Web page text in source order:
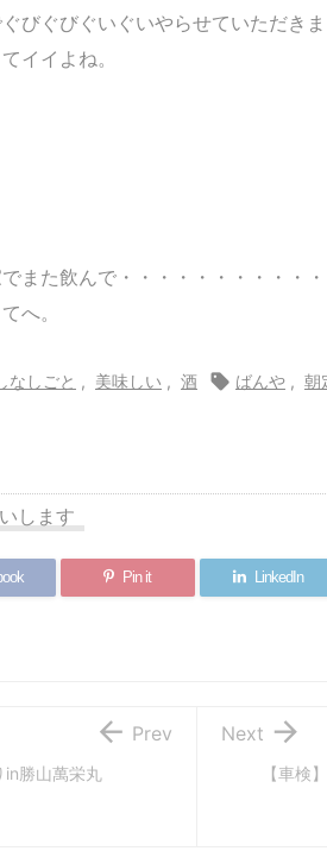
びぐびぐいぐいやらせていただきま
イイよね。
また飲んで・・・・・・・・・・
へ。
なしごと , 美味しい , 酒  ばんや , 朝
します
Pin it LinkedIn
【車検

Next
勝山萬栄丸
 Prev
こ
場レ
【遊
【ポケモン】
【酒】”E”の